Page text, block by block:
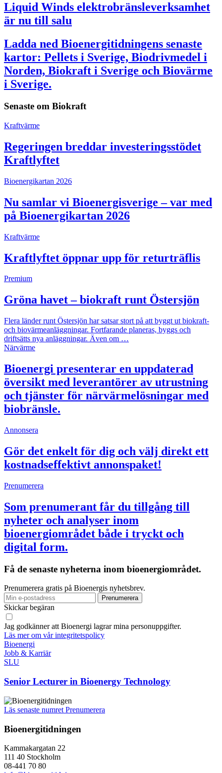
Liquid Winds elektrobränsleverksamhet
är nu till salu
Ladda ned Bioenergitidningens senaste
kartor: Pellets i Sverige, Biodrivmedel i
Norden, Biokraft i Sverige och Biovärme
i Sverige.
Senaste om Biokraft
Kraftvärme
Regeringen breddar investeringsstödet
Kraftlyftet
Bioenergikartan 2026
Nu samlar vi Bioenergisverige – var med
på Bioenergikartan 2026
Kraftvärme
Kraftlyftet öppnar upp för returträflis
Premium
Gröna havet – biokraft runt Östersjön
Flera länder runt Östersjön har satsar stort på att byggt ut biokraft-
och biovärmeanläggningar. Fortfarande planeras, byggs och
driftsätts nya anläggningar. Även om …
Närvärme
Bioenergi presenterar en uppdaterad
översikt med leverantörer av utrustning
och tjänster för närvärmelösningar med
biobränsle.
Annonsera
Gör det enkelt för dig och välj direkt ett
kostnadseffektivt annonspaket!
Prenumerera
Som prenumerant får du tillgång till
nyheter och analyser inom
bioenergiområdet både i tryckt och
digital form.
Få de senaste nyheterna inom bioenergiområdet.
Prenumerera gratis på Bioenergis nyhetsbrev.
Skickar begäran
Jag godkänner att Bioenergi lagrar mina personuppgifter.
Läs mer om vår integritetspolicy
Bioenergi
Jobb & Karriär
SLU
Senior Lecturer in Bioenergy Technology
Läs senaste numret Prenumerera
Bioenergitidningen
Kammakargatan 22
111 40 Stockholm
08-441 70 80